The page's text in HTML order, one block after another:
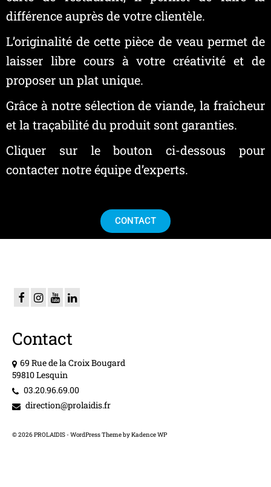
différence auprès de votre clientèle.
L’originalité de cette pièce de veau permet de
laisser libre cours à votre créativité et de
proposer un plat unique.
Grâce à notre sélection de viande, la fraîcheur
et la traçabilité du produit sont garanties.
Cliquer sur le bouton ci-dessous pour
contacter notre équipe d’experts.
CONTACT
Contact
69 Rue de la Croix Bougard
59810 Lesquin
03.20.96.69.00
direction@prolaidis.fr
© 2026 PROLAIDIS - WordPress Theme byKadence WP